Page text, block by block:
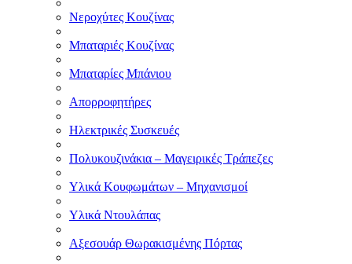
Νεροχύτες Κουζίνας
Μπαταριές Κουζίνας
Μπαταρίες Μπάνιου
Απορροφητήρες
Ηλεκτρικές Συσκευές
Πολυκουζινάκια – Μαγειρικές Τράπεζες
Υλικά Κουφωμάτων – Μηχανισμοί
Υλικά Ντουλάπας
Αξεσουάρ Θωρακισμένης Πόρτας